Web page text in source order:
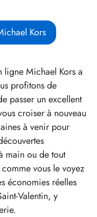
Kors
ligne Michael Kors a
profitons de
passer un excellent
croiser à nouveau
à venir pour
main ou de tout
comme vous le voyez
économies réelles
Valentin, y